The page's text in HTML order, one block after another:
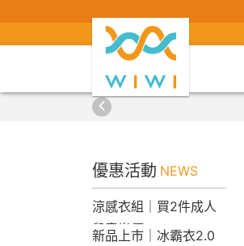
優惠活動 NEWS
涼感衣組｜買2件成人
兒童半價
新品上市｜冰霸衣2.0